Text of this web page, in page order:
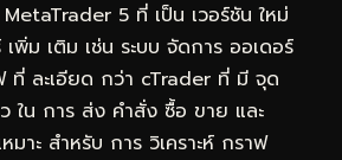
5 ที่ เป็น เวอร์ชัน ใหม่
พิ่ม เติม เช่น ระบบ จัดการ ออเดอร์
ที่ ละเอียด กว่า cTrader ที่ มี จุด
ใน การ ส่ง คำสั่ง ซื้อ ขาย และ
าะ สำหรับ การ วิเคราะห์ กราฟ